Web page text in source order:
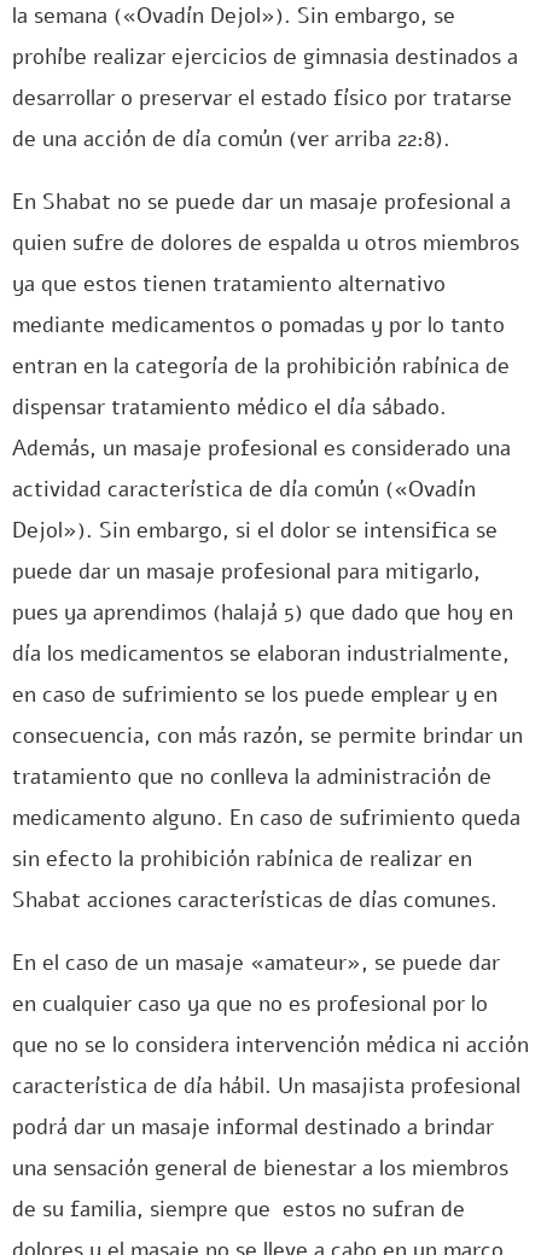
la semana («Ovadín Dejol»). Sin embargo, se
prohíbe realizar ejercicios de gimnasia destinados a
desarrollar o preservar el estado físico por tratarse
de una acción de día común (ver arriba 22:8).
En Shabat no se puede dar un masaje profesional a
quien sufre de dolores de espalda u otros miembros
ya que estos tienen tratamiento alternativo
mediante medicamentos o pomadas y por lo tanto
entran en la categoría de la prohibición rabínica de
dispensar tratamiento médico el día sábado.
Además, un masaje profesional es considerado una
actividad característica de día común («Ovadín
Dejol»). Sin embargo, si el dolor se intensifica se
puede dar un masaje profesional para mitigarlo,
pues ya aprendimos (halajá 5) que dado que hoy en
día los medicamentos se elaboran industrialmente,
en caso de sufrimiento se los puede emplear y en
consecuencia, con más razón, se permite brindar un
tratamiento que no conlleva la administración de
medicamento alguno. En caso de sufrimiento queda
sin efecto la prohibición rabínica de realizar en
Shabat acciones características de días comunes.
En el caso de un masaje «amateur», se puede dar
en cualquier caso ya que no es profesional por lo
que no se lo considera intervención médica ni acción
característica de día hábil. Un masajista profesional
podrá dar un masaje informal destinado a brindar
una sensación general de bienestar a los miembros
de su familia, siempre que estos no sufran de